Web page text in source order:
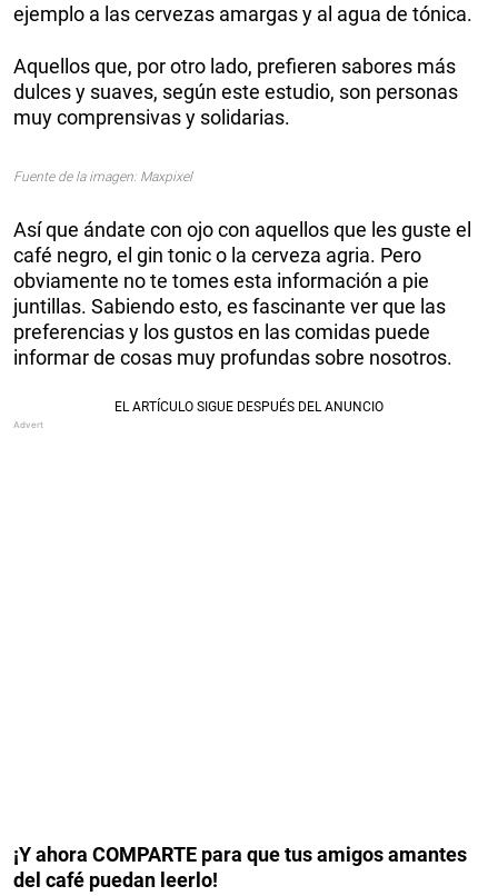
ejemplo a las cervezas amargas y al agua de tónica.
Aquellos que, por otro lado, prefieren sabores más
dulces y suaves, según este estudio, son personas
muy comprensivas y solidarias.
Fuente de la imagen: Maxpixel
Así que ándate con ojo con aquellos que les guste el
café negro, el gin tonic o la cerveza agria. Pero
obviamente no te tomes esta información a pie
juntillas. Sabiendo esto, es fascinante ver que las
preferencias y los gustos en las comidas puede
informar de cosas muy profundas sobre nosotros.
¡Y ahora COMPARTE para que tus amigos amantes
del café puedan leerlo!